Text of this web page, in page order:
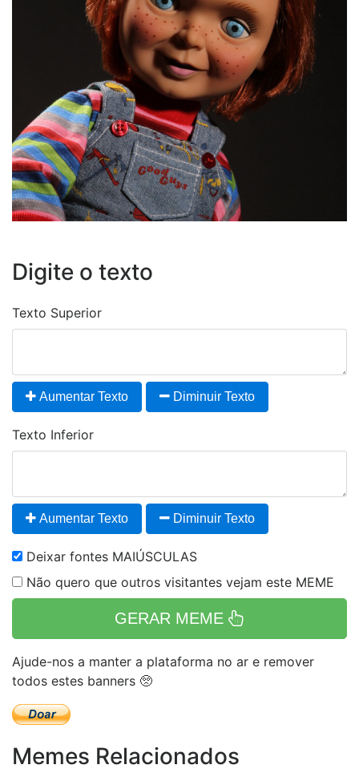
Digite o texto
Texto Superior
Aumentar Texto Diminuir Texto
Texto Inferior
Aumentar Texto Diminuir Texto
Deixar fontes MAIÚSCULAS
Não quero que outros visitantes vejam este MEME
GERAR MEME
Ajude-nos a manter a plataforma no ar e remover
todos estes banners 🥺
Memes Relacionados